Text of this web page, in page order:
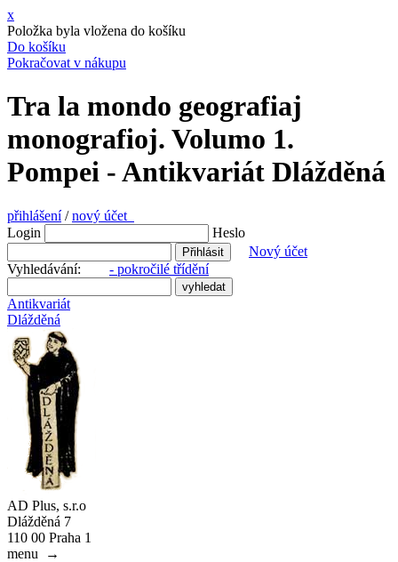
x
Položka byla vložena do košíku
Do košíku
Pokračovat v nákupu
Tra la mondo geografiaj
monografioj. Volumo 1.
Pompei - Antikvariát Dlážděná
přihlášení/nový účet
Login
Heslo
Nový účet
Vyhledávání: - pokročilé třídění
Antikvariát
Dlážděná
AD Plus, s.r.o
Dlážděná 7
110 00 Praha 1
menu
→